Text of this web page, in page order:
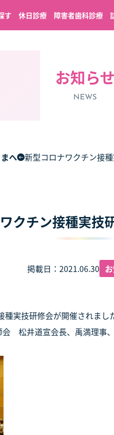
す 休日診療 障害者歯科診療
お知らせ
NEWS
へ 新型コロナワクチン接
クチン接種実技
掲載日：2021.06.30
実技研修会が開催されま
松井道宣会長、禹満理事